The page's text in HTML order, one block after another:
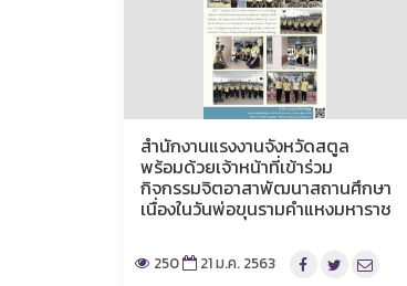
สำนักงานแรงงานจังหวัดสตูล
พร้อมด้วยเจ้าหน้าที่เข้าร่วม
กิจกรรมจิตอาสาพัฒนาสถานศึกษา
เนื่องในวันพ่อขุนรามคำแหงมหาราช
250 21 ม.ค. 2563